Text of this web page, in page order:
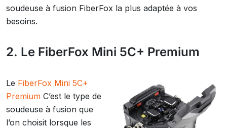
soudeuse à fusion FiberFox la plus adaptée à vos
besoins.
2. Le FiberFox Mini 5C+ Premium
Le FiberFox Mini 5C+
Premium C’est le type de
soudeuse à fusion que
l’on choisit lorsque les